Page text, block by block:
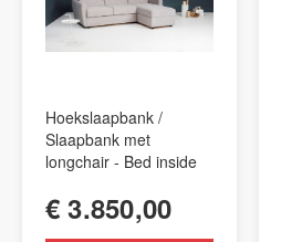
Hoekslaapbank /
Slaapbank met
longchair - Bed inside
€ 3.850,00